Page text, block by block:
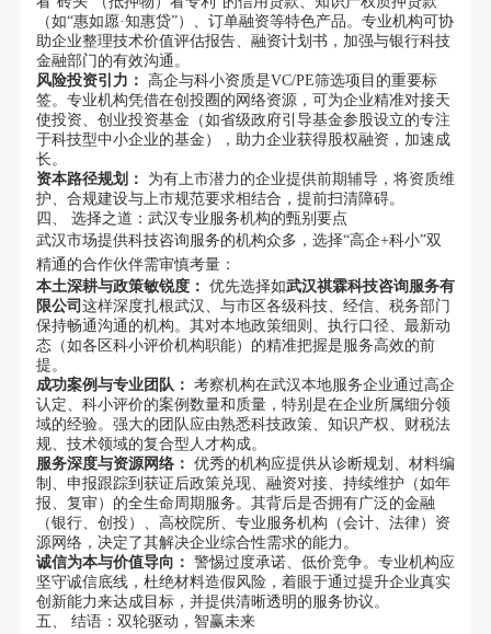
（如“惠如愿·知惠贷”）、订单融资等特色产品。专业机构可协
助企业整理技术价值评估报告、融资计划书，加强与银行科技
金融部门的有效沟通。
风险投资引力： 高企与科小资质是VC/PE筛选项目的重要标
签。专业机构凭借在创投圈的网络资源，可为企业精准对接天
使投资、创业投资基金（如省级政府引导基金参股设立的专注
于科技型中小企业的基金），助力企业获得股权融资，加速成
长。
资本路径规划：
为有上市潜力的企业提供前期辅导，将资质维
护、合规建设与上市规范要求相结合，提前扫清障碍。
四、 选择之道：武汉专业服务机构的甄别要点
武汉市场提供科技咨询服务的机构众多，选择“高企+科小”双
精通的合作伙伴需审慎考量：
本土深耕与政策敏锐度： 优先选择如武汉祺霖科技咨询服务有
限公司 这样深度扎根武汉、与市区各级科技、经信、税务部门
保持畅通沟通的机构。其对本地政策细则、执行口径、最新动
态（如各区科小评价机构职能）的精准把握是服务高效的前
提。
成功案例与专业团队： 考察机构在武汉本地服务企业通过高企
认定、科小评价的案例数量和质量，特别是在企业所属细分领
域的经验。强大的团队应由熟悉科技政策、知识产权、财税法
规、技术领域的复合型人才构成。
服务深度与资源网络： 优秀的机构应提供从诊断规划、材料编
制、申报跟踪到获证后政策兑现、融资对接、持续维护（如年
报、复审）的全生命周期服务。其背后是否拥有广泛的金融
（银行、创投）、高校院所、专业服务机构（会计、法律）资
源网络，决定了其解决企业综合性需求的能力。
诚信为本与价值导向： 警惕过度承诺、低价竞争。专业机构应
坚守诚信底线，杜绝材料造假风险，着眼于通过提升企业真实
创新能力来达成目标，并提供清晰透明的服务协议。
五、 结语：双轮驱动，智赢未来